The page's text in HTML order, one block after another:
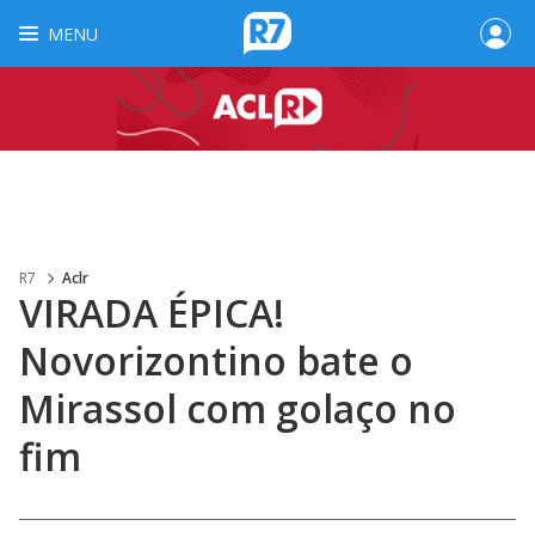
MENU
R7 Aclr
VIRADA ÉPICA!
Novorizontino bate o
Mirassol com golaço no
fim